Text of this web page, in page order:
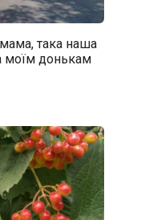
така наша
моїм донькам